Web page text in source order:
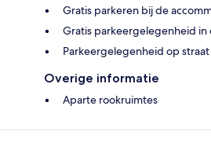
Gratis parkeren bij de
Gratis parkeergelegenheid
Parkeergelegenheid op
Overige informatie
Aparte rookruimtes